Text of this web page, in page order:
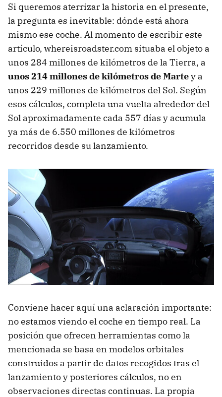
Si queremos aterrizar la historia en el presente,
la pregunta es inevitable: dónde está ahora
mismo ese coche. Al momento de escribir este
artículo, whereisroadster.com situaba el objeto a
unos 284 millones de kilómetros de la Tierra, a
unos 214 millones de kilómetros de Martey a
unos 229 millones de kilómetros del Sol. Según
esos cálculos, completa una vuelta alrededor del
Sol aproximadamente cada 557 días y acumula
ya más de 6.550 millones de kilómetros
recorridos desde su lanzamiento.
Conviene hacer aquí una aclaración importante:
no estamos viendo el coche en tiempo real. La
posición que ofrecen herramientas como la
mencionada se basa en modelos orbitales
construidos a partir de datos recogidos tras el
lanzamiento y posteriores cálculos, no en
observaciones directas continuas. La propia